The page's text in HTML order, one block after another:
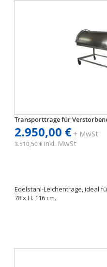
Transporttrage für
2.950,00 €+ MwSt
3.510,50 € inkl. MwSt
Edelstahl-Leichentrage, ideal
78 x H. 116 cm.